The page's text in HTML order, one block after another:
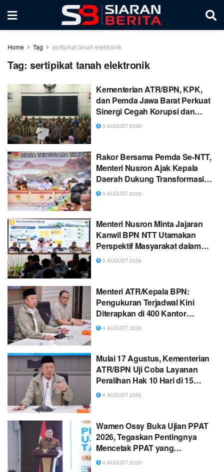
Home Tag sertipikat tanah elektronik
Tag: sertipikat tanah elektronik
Kementerian ATR/BPN, KPK,
dan Pemda Jawa Barat Perkuat
Sinergi Cegah Korupsi dan
Dorong Ekonomi Daerah
5 AUGUST 2026
Rakor Bersama Pemda Se-NTT,
Menteri Nusron Ajak Kepala
Daerah Dukung Transformasi
Layanan Pertanahan
5 AUGUST 2026
Menteri Nusron Minta Jajaran
Kanwil BPN NTT Utamakan
Perspektif Masyarakat dalam
Pelayanan Pertanahan
5 AUGUST 2026
Menteri ATR/Kepala BPN:
Pengukuran Terjadwal Kini
Diterapkan di 400 Kantor
Pertanahan
4 AUGUST 2026
Mulai 17 Agustus, Kementerian
ATR/BPN Uji Coba Layanan
Peralihan Hak 10 Hari di 15
Kantor Pertanahan
4 AUGUST 2026
Wamen Ossy Buka Ujian PPAT
2026, Tegaskan Pentingnya
Mencetak PPAT yang
Profesional dan Berintegritas
4 AUGUST 2026